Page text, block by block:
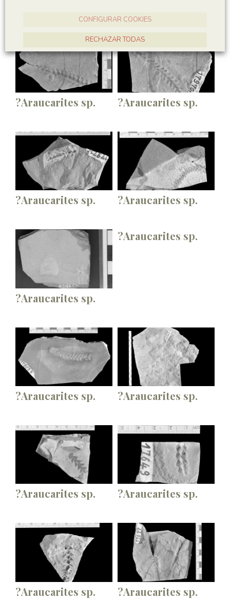
?Araucarites sp. ?Araucarites sp.
?Araucarites sp. ?Araucarites sp.
?Araucarites sp.
?Araucarites sp.
?Araucarites sp. ?Araucarites sp.
?Araucarites sp. ?Araucarites sp.
?Araucarites sp. ?Araucarites sp.
CONFIGURAR COOKIES
RECHAZAR TODAS
ACEPTAR TODAS